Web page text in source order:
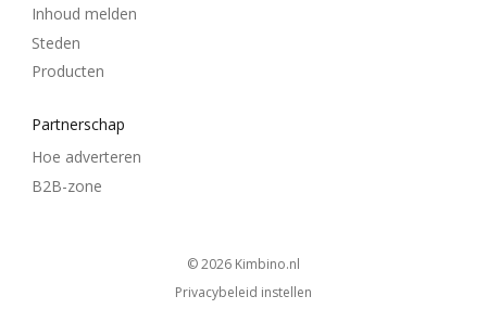
Inhoud melden
Steden
Producten
Partnerschap
Hoe adverteren
B2B-zone
© 2026
kimbino.nl
Privacybeleid instellen